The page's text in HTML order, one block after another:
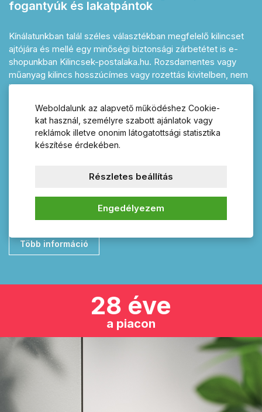
fogantyúk és lakatpántok
Kínálatunkban talál széles választékban megfelelő kilincset
ajtójára és mellé egy minőségi biztonsági zárbetétet is e-
shopunkban Kilincsek-postalaka.hu. Rozsdamentes vagy
műanyag kilincs hosszúcímes vagy rozettás kivitelben, nem
hiányozhat egy ajtóról sem. Termékeink között megtalál
otthonához. Házát tökéletesen kiegészítik majd a különböző
stílusban és színben rendelhető házszámok és
megjelölések. Ezen felül a minőségi postaládák biztosítják
küldeményei sértetlenségét. Ne feledkezzen meg értékei
Információs vitrinek, kulcsszekrények, ajtó tartozékok, ajtó
egy helyen. Nálunk minden ügyfelünk megtalálja a számára
Több információ
28 éve
a piacon
Weboldalunk az alapvető működéshez Cookie-
kat használ, személyre szabott ajánlatok vagy
reklámok illetve ononim látogatottsági statisztika
készítése érdekében.
Engedélyezem
Részletes beállítás